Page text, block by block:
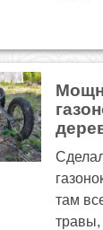
там
травы,